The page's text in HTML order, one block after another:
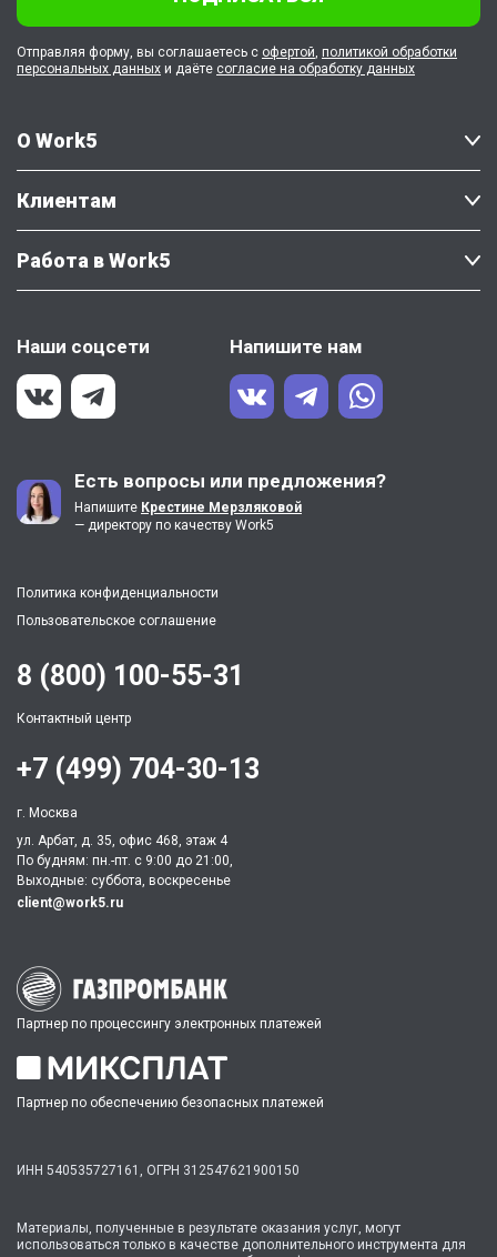
О Work5
Клиентам
Работа в Work5
Наши соцсети Напишите нам
Есть вопросы или предложения?
Напишите Крестине Мерзляковой
— директору по качеству Work5
Политика конфиденциальности
Пользовательское соглашение
Отправляя форму, вы соглашаетесь с офертой, политикой обработки
персональных данных и даёте согласие на обработку данных
Партнер по процессингу электронных платежей
Партнер по обеспечению безопасных платежей
ИНН 540535727161, ОГРН 312547621900150
8 (800) 100-55-31
Контактный центр
+7 (499) 704-30-13
г. Москва
ул. Арбат, д. 35, офис 468, этаж 4
По будням: пн.-пт. c 9:00 до 21:00,
Выходные: суббота, воскресенье
client@work5.ru
Материалы, полученные в результате оказания услуг, могут
использоваться только в качестве дополнительного инструмента для